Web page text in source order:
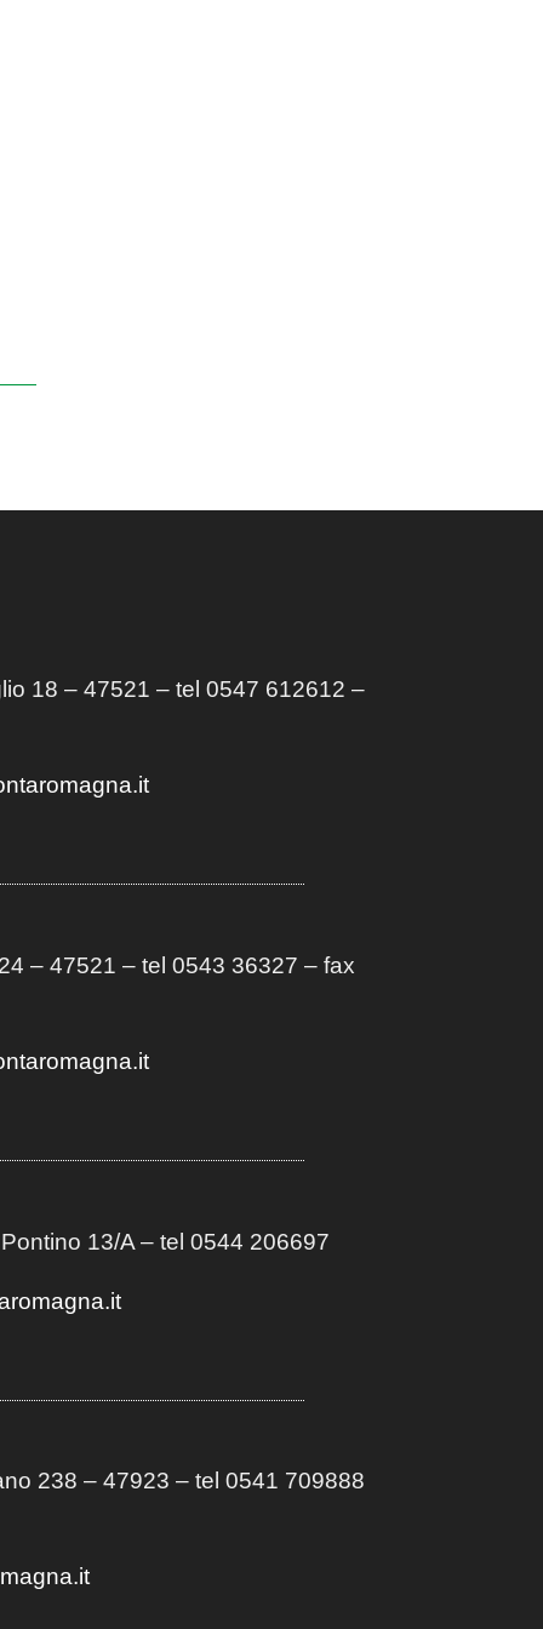
18 – 47521 – tel 0547 612612 –
– 47521 – tel 0543 36327 – fax
13/A– tel 0544 206697
238 – 47923 – tel 0541 709888